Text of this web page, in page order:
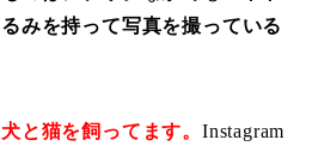
みを持って写真を撮っている
と猫を飼ってます。Instagram